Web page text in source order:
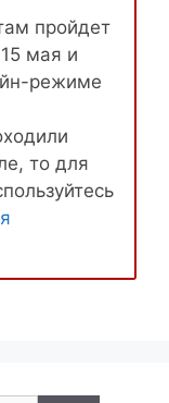
пройдет
мая и
режиме
то для